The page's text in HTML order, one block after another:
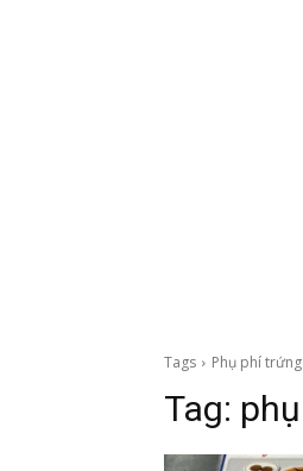
Tags Phụ phí
Tag: